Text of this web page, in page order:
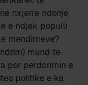
nxjerre ndonje
e ndjek populli
mendimeve?
mund te
por perdorimin e
politike e ka